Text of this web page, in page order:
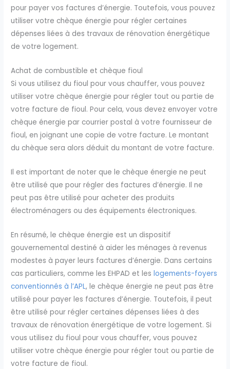
pour payer vos factures d’énergie. Toutefois, vous pouvez
utiliser votre chèque énergie pour régler certaines
dépenses liées à des travaux de rénovation énergétique
de votre logement.
Achat de combustible et chèque fioul
Si vous utilisez du fioul pour vous chauffer, vous pouvez
utiliser votre chèque énergie pour régler tout ou partie de
votre facture de fioul. Pour cela, vous devez envoyer votre
chèque énergie par courrier postal à votre fournisseur de
fioul, en joignant une copie de votre facture. Le montant
du chèque sera alors déduit du montant de votre facture.
Il est important de noter que le chèque énergie ne peut
être utilisé que pour régler des factures d’énergie. Il ne
peut pas être utilisé pour acheter des produits
électroménagers ou des équipements électroniques.
En résumé, le chèque énergie est un dispositif
gouvernemental destiné à aider les ménages à revenus
modestes à payer leurs factures d’énergie. Dans certains
cas particuliers, comme les EHPAD et leslogements-foyers
conventionnés à l’APL, le chèque énergie ne peut pas être
utilisé pour payer les factures d’énergie. Toutefois, il peut
être utilisé pour régler certaines dépenses liées à des
travaux de rénovation énergétique de votre logement. Si
vous utilisez du fioul pour vous chauffer, vous pouvez
utiliser votre chèque énergie pour régler tout ou partie de
votre facture de fioul.